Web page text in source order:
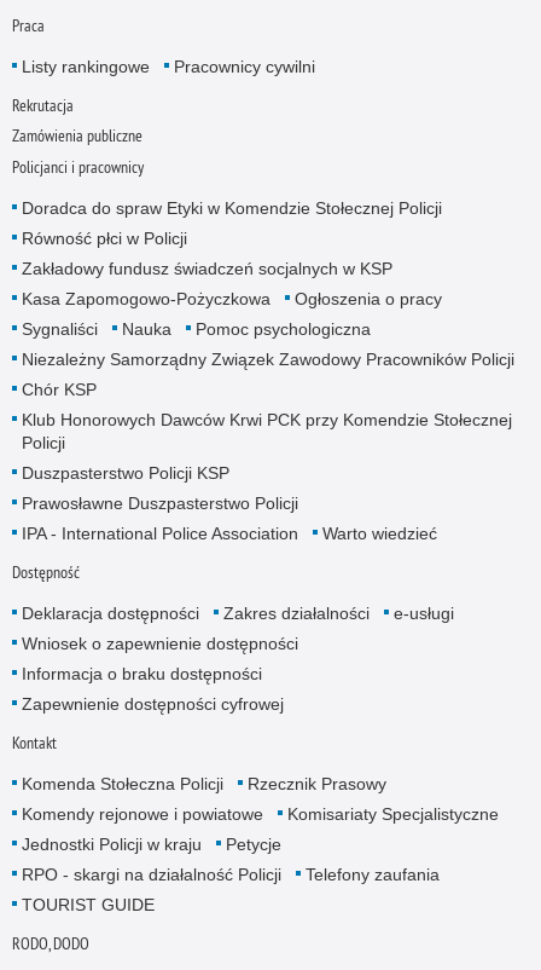
Praca
Listy rankingowe Pracownicy cywilni
Rekrutacja
Zamówienia publiczne
Policjanci i pracownicy
Doradca do spraw Etyki w Komendzie Stołecznej Policji
Równość płci w Policji
Zakładowy fundusz świadczeń socjalnych w KSP
Kasa Zapomogowo-Pożyczkowa
Ogłoszenia o pracy
Sygnaliści
Nauka
Pomoc psychologiczna
Niezależny Samorządny Związek Zawodowy Pracowników Policji
Chór KSP
Klub Honorowych Dawców Krwi PCK przy Komendzie Stołecznej
Policji
Duszpasterstwo Policji KSP
Prawosławne Duszpasterstwo Policji
IPA - International Police Association
Warto wiedzieć
Dostępność
Deklaracja dostępności Zakres działalności
e-usługi
Wniosek o zapewnienie dostępności
Informacja o braku dostępności
Zapewnienie dostępności cyfrowej
Kontakt
Komenda Stołeczna Policji
Rzecznik Prasowy
Komendy rejonowe i powiatowe
Komisariaty Specjalistyczne
Jednostki Policji w kraju
Petycje
RPO - skargi na działalność Policji
Telefony zaufania
TOURIST GUIDE
RODO, DODO